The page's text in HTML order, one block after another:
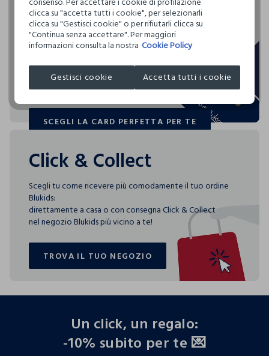
Clicca qui per vedere i dettagli
I nostri fornitori
COSNOVA ITALIA SRL
acquisti
Blukids card e Blukids Club sono le carte fedeltà che
rendono
speciali i tuoi acquisti: ti aspettano vantaggi, promozioni e
sorprese pensate solo per te tutto l'anno!
SCEGLI LA CARD PERFETTA PER TE
SCEGLI LA CARD PERFETTA PER TE
Click & Collect
Scegli tu come ricevere più comodamente il tuo ordine
Blukids:
direttamente a casa o con consegna Click & Collect
nel negozio Blukids più vicino a te!
TROVA IL TUO NEGOZIO
TROVA IL TUO NEGOZIO
Un click, un regalo:
-10% subito per te 💌
clicca su "accetta tutti i cookie", per selezionarli
clicca su "Gestisci cookie" o per rifiutarli clicca su
"Continua senza accettare". Per maggiori
informazioni consulta la nostra Cookie Policy
Gestisci cookie Accetta tutti i cookie